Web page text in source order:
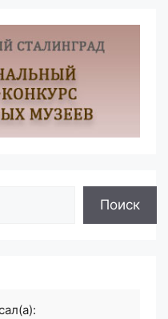
Поиск